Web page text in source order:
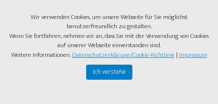
Kontakt
COPYRIGHT © 2026 ·HEIDI-LAMPRET.COM
Wir verwenden Cookies, um unsere Webseite für Sie möglichst
benutzerfreundlich zu gestalten.
Wenn Sie fortfahren, nehmen wir an, dass Sie mit der Verwendung von Cookies
auf unserer Webseite einverstanden sind.
Weitere Informationen:Datenschutzerklärung/Cookie-Richtlinie|Impressum
Ich verstehe